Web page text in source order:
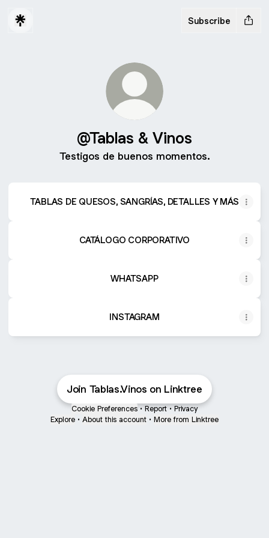
Subscribe
@Tablas & Vinos
Testigos de buenos momentos.
TABLAS DE QUESOS, SANGRÍAS, DETALLES Y MÁS
CATÁLOGO CORPORATIVO
WHATSAPP
INSTAGRAM
Join Tablas.Vinos on Linktree
Cookie Preferences • Report • Privacy
Explore • About this account • More from Linktree